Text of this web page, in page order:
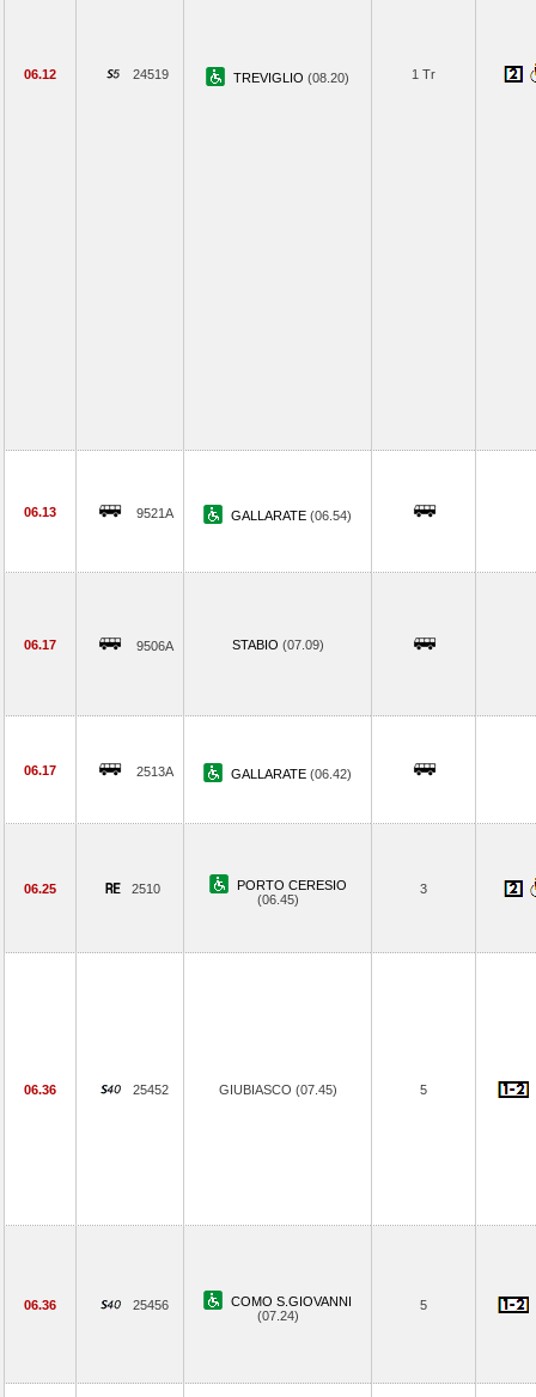
06.12 24519 TREVIGLIO (08.20) 1 Tr
06.13 9521A GALLARATE (06.54)
06.17 9506A STABIO (07.09)
06.17 2513A GALLARATE (06.42)
06.25 2510
PORTO CERESIO
(06.45)
3
06.36 25452 GIUBIASCO (07.45) 5
06.36 25456
COMO S.GIOVANNI
(07.24)
5